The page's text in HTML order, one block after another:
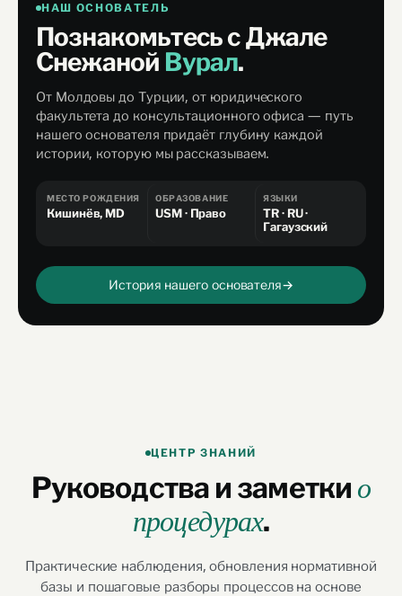
НАШ ОСНОВАТЕЛЬ
Познакомьтесь с Джале
Снежаной Вурал.
От Молдовы до Турции, от юридического
факультета до консультационного офиса — путь
нашего основателя придаёт глубину каждой
истории, которую мы рассказываем.
МЕСТО РОЖДЕНИЯ
Кишинёв, MD
ОБРАЗОВАНИЕ
USM · Право
ЯЗЫКИ
TR · RU ·
Гагаузский
История нашего основателя→
ЦЕНТР ЗНАНИЙ
Руководства и заметки о
процедурах.
Практические наблюдения, обновления нормативной
базы и пошаговые разборы процессов на основе